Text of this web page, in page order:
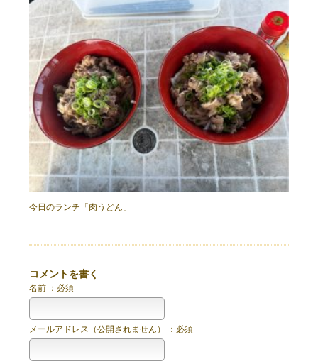
今日のランチ「肉うどん」
コメントを書く
名前 ：必須
メールアドレス（公開されません） ：必須